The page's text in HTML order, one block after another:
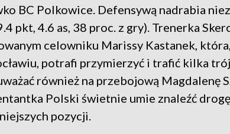
BC Polkowice. Defensywą nadrabia
pkt, 4.6 as, 38 proc. z gry). Trenerka
celowniku Marissy Kastanek,
potrafi przymierzyć i trafić kilka
również na przebojową Magdalenę
Polski świetnie umie znaleźć
pozycji.